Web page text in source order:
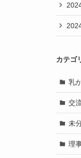
カテゴ
乳
交
未
理